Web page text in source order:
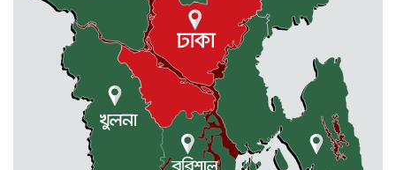
ধর্মীয় উপাসনালয়ে কর্মরতরা পাবেন
সম্মানি ভাতা
বকেয়া মজুরির দাবিতে শ্রমিকদের
বিক্ষোভ ও মানবন্ধন